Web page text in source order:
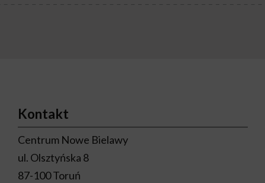
Kontakt
Centrum Nowe Bielawy
ul. Olsztyńska 8
87-100 Toruń